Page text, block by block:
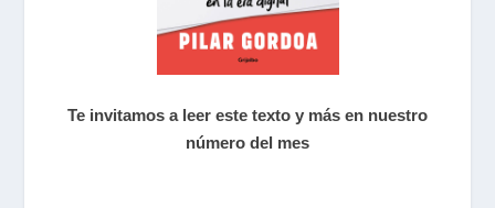
Te invitamos a leer este texto y más en nuestro
número del mes